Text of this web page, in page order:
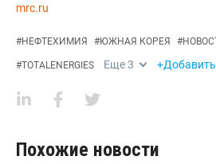
mrc.ru
#НЕФТЕХИМИЯ #ЮЖНАЯ КОРЕЯ #
#TOTALENERGIES Еще3 +Добавить
Похожие новости